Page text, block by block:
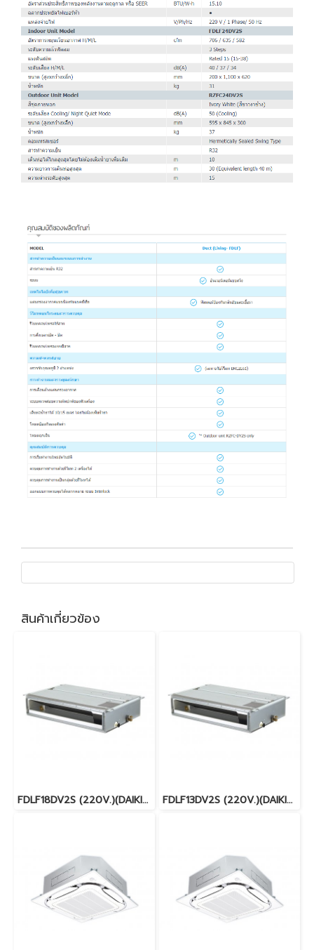
สินค้าเกี่ยวข้อง
FDLF18DV2S (220V.)(DAIKIN SKYAIR) รุ่นคอยล์เปลือยต่อท่อลมแรงดันเบา (ชนิดบาง 20 cm.) INVERTER น้ำยา R32 พร้อมบริการติดตั้ง FDLF13DV2S (220V.)(DAIKIN SKYAIR) รุ่นคอยล์เปลือยต่อท่อลมแรงดันเบา (ชนิดบาง 20 cm.) INVERTER น้ำยา R32 พร้อมบริการติดตั้ง